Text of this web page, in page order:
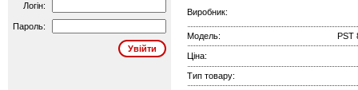
Логін:
Пароль:
Виробник:
Модель: PST
Ціна:
Тип товару: